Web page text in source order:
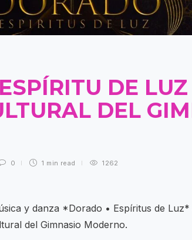
DE
DEL
0 1 min read 1262
y danza *Dorado • Espíritus de
del Gimnasio Moderno.